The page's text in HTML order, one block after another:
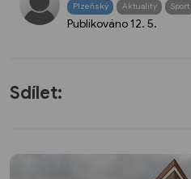
Plzeňský Aktuality Sport
Publikováno 12. 5.
Sdílet: